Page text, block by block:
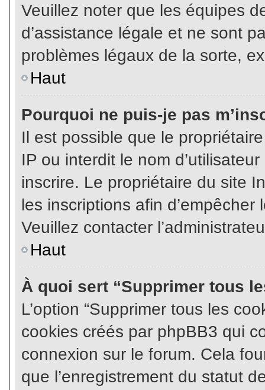
Veuillez noter que les équipes
d’assistance légale et ne sont
problèmes légaux de la sorte,
Haut
Pourquoi ne puis-je pas
Il est possible que le
IP ou interdit le nom
inscrire. Le propriétaire du site
les inscriptions afin d’empêcher
Veuillez contacter
Haut
À quoi sert “Supprimer tous
L’option “Supprimer tous les
cookies créés par phpBB3 qui
connexion sur le forum. Cela
que l’enregistrement du statut